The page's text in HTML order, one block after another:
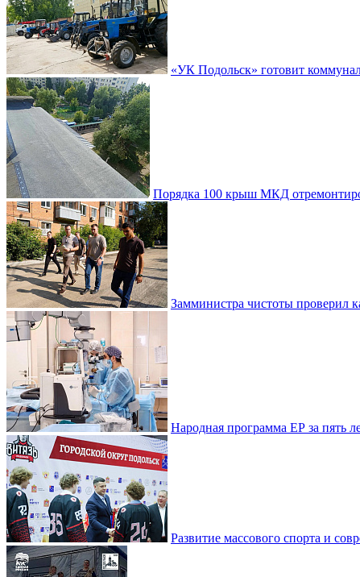
«УК Подольск» готовит
Порядка 100 крыш МКД
Замминистра чистоты проверил
Народная программа ЕР за пять
Развитие массового спорта и